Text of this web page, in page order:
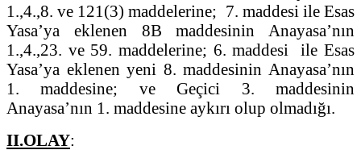
1.,4.,8. ve 121(3) maddelerine; 7. maddesi ile Esas
Yasa’ya eklenen 8B maddesinin Anayasa’nın
1.,4.,23. ve 59. maddelerine; 6. maddesi ile Esas
Yasa’ya eklenen yeni 8. maddesinin Anayasa’nın
1. maddesine; ve Geçici 3. maddesinin
Anayasa’nın 1. maddesine aykırı olup olmadığı.
II.OLAY: